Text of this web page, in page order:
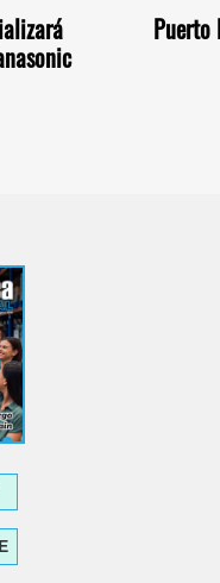
Puerto